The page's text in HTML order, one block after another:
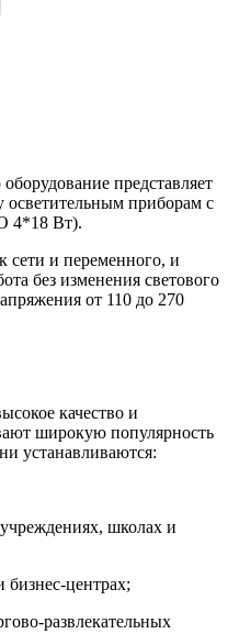
представляет
осветительным приборам с
4*18 Вт).
сети и переменного, и
без изменения светового
от 110 до 270
качество и
широкую популярность
устанавливаются:
школах и
центрах;
развлекательных